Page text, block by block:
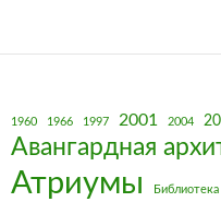
1960 1966 1997 2001 2004
Авангардная
Атриумы Библиотека